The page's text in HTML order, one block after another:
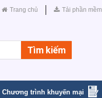
Trang chủ Tải phần mềm
Chương trình khuyến mại